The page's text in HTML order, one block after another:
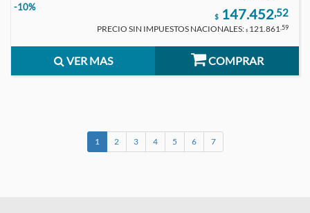
-10%
$ 147.452,52
PRECIO SIN IMPUESTOS NACIONALES: $ 121.861,59
VER MAS COMPRAR
1 2 3 4 5 6 7